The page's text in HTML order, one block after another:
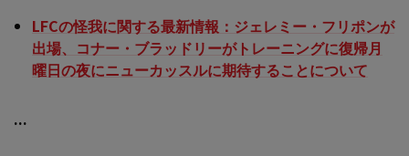
LFCの怪我に関する最新情報：ジェレミー・フリポンが
出場、コナー・ブラッドリーがトレーニングに復帰月
曜日の夜にニューカッスルに期待することについて
...